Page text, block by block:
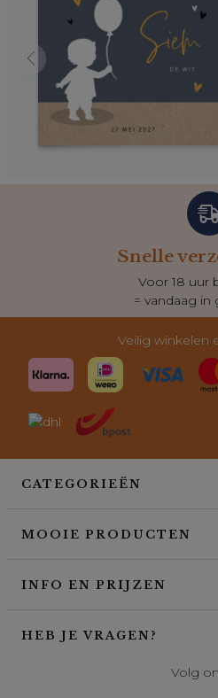
Snelle
Voor 18 uur
= vandaag in
Veilig winkelen
CATEGORIEËN
MOOIE PRODUCTEN
INFO EN PRIJZEN
HEB JE VRAGEN?
Volg